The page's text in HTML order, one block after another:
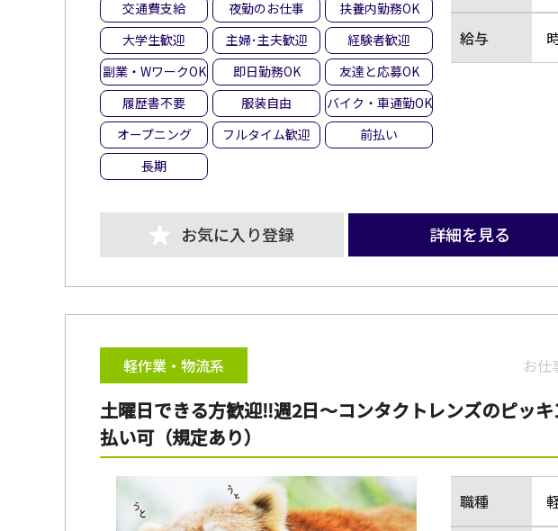
交通費支給
夜勤のお仕事
扶養内勤務OK
大学生歓迎
主婦･主夫歓迎
経験者歓迎
副業・WワークOK
即日勤務OK
友達と応募OK
履歴書不要
服装自由
バイク・車通勤OK
オープニング
フルタイム歓迎
前払い
長期
給与
お気に入り登録 詳細を見る
軽作業・物流系 お仕
土曜日できる方歓迎‼週2日～コンタクトレンズのピッ
払い可（規定あり）
職種